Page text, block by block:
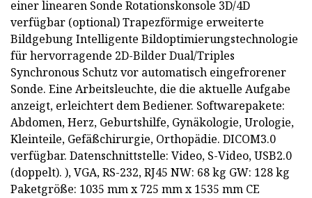
einer linearen Sonde Rotationskonsole 3D/4D
verfügbar (optional) Trapezförmige erweiterte
Bildgebung Intelligente Bildoptimierungstechnologie
für hervorragende 2D-Bilder Dual/Triples
Synchronous Schutz vor automatisch eingefrorener
Sonde. Eine Arbeitsleuchte, die die aktuelle Aufgabe
anzeigt, erleichtert dem Bediener. Softwarepakete:
Abdomen, Herz, Geburtshilfe, Gynäkologie, Urologie,
Kleinteile, Gefäßchirurgie, Orthopädie. DICOM3.0
verfügbar. Datenschnittstelle: Video, S-Video, USB2.0
(doppelt). ), VGA, RS-232, RJ45 NW: 68 kg GW: 128 kg
Paketgröße: 1035 mm x 725 mm x 1535 mm CE